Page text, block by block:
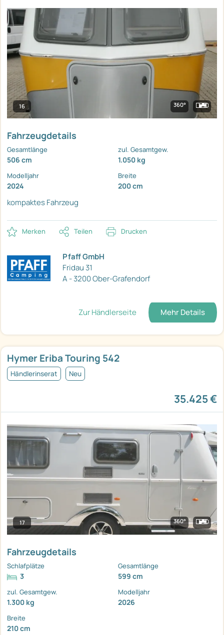
16 360°
Fahrzeugdetails
Gesamtlänge
506 cm
zul. Gesamtgew.
1.050 kg
Modelljahr
2024
Breite
200 cm
kompaktes Fahrzeug
Merken Teilen Drucken
Pfaff GmbH
Fridau 31
A - 3200 Ober-Grafendorf
Zur Händlerseite Mehr Details
Hymer Eriba Touring 542
Händlerinserat Neu
35.425 €
17 360°
Fahrzeugdetails
Schlafplätze
3
Gesamtlänge
599 cm
zul. Gesamtgew.
1.300 kg
Modelljahr
2026
Breite
210 cm